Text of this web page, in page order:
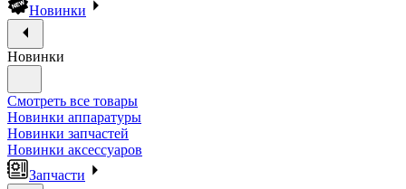
Новинки
Новинки
Смотреть все товары
Новинки аппаратуры
Новинки запчастей
Новинки аксессуаров
Запчасти